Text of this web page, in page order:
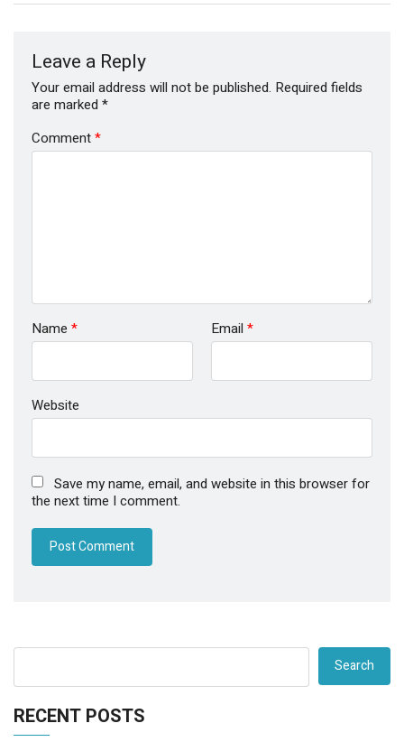
Leave a Reply
Your email address will not be published. Required fields
are marked *
Comment*
Name * Email *
Website
Save my name, email, and website in this browser for
the next time I comment.
Search
RECENT POSTS